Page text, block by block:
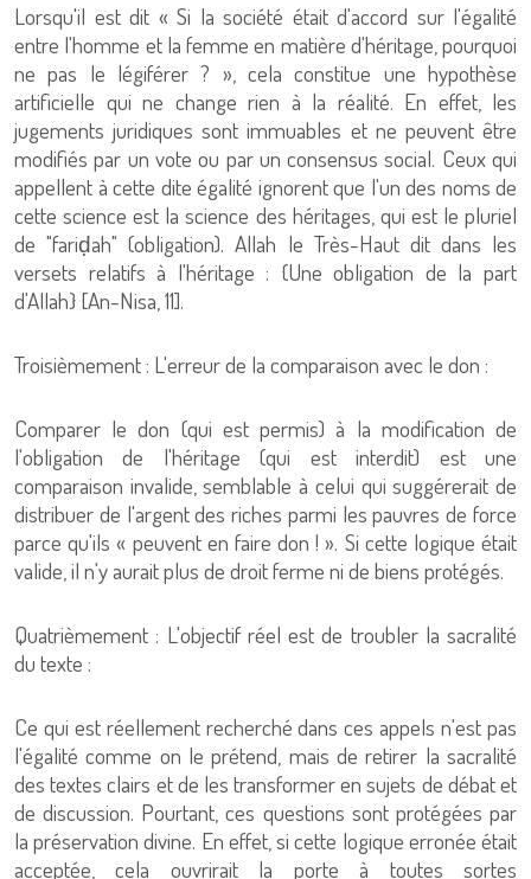
Lorsqu'il est dit « Si la société était d'accord sur l'égalité
entre l'homme et la femme en matière d'héritage, pourquoi
ne pas le légiférer ? », cela constitue une hypothèse
artificielle qui ne change rien à la réalité. En effet, les
jugements juridiques sont immuables et ne peuvent être
modifiés par un vote ou par un consensus social. Ceux qui
appellent à cette dite égalité ignorent que l'un des noms de
cette science est la science des héritages, qui est le pluriel
de "fariḍah" (obligation). Allah le Très-Haut dit dans les
versets relatifs à l'héritage : {Une obligation de la part
d'Allah} [An-Nisa, 11].
Troisièmement : L'erreur de la comparaison avec le don :
Comparer le don (qui est permis) à la modification de
l'obligation de l'héritage (qui est interdit) est une
comparaison invalide, semblable à celui qui suggérerait de
distribuer de l'argent des riches parmi les pauvres de force
parce qu'ils « peuvent en faire don ! ». Si cette logique était
valide, il n'y aurait plus de droit ferme ni de biens protégés.
Quatrièmement : L'objectif réel est de troubler la sacralité
du texte :
Ce qui est réellement recherché dans ces appels n'est pas
l'égalité comme on le prétend, mais de retirer la sacralité
des textes clairs et de les transformer en sujets de débat et
de discussion. Pourtant, ces questions sont protégées par
la préservation divine. En effet, si cette logique erronée était
acceptée, cela ouvrirait la porte à toutes sortes